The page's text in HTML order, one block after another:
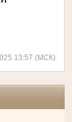
13:57 (МСК)